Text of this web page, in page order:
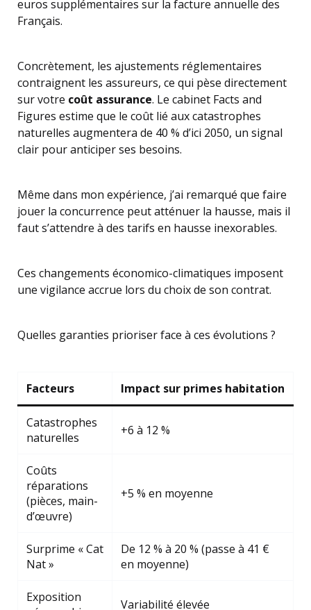
euros supplémentaires sur la facture annuelle des
Français.
Concrètement, les ajustements réglementaires
contraignent les assureurs, ce qui pèse directement
sur votre coût assurance. Le cabinet Facts and
Figures estime que le coût lié aux catastrophes
naturelles augmentera de 40 % d’ici 2050, un signal
clair pour anticiper ses besoins.
Même dans mon expérience, j’ai remarqué que faire
jouer la concurrence peut atténuer la hausse, mais il
faut s’attendre à des tarifs en hausse inexorables.
Ces changements économico-climatiques imposent
une vigilance accrue lors du choix de son contrat.
Quelles garanties prioriser face à ces évolutions ?
Facteurs Impact sur primes habitation
Catastrophes
naturelles
+6 à 12 %
Coûts
réparations
(pièces, main-
d’œuvre)
+5 % en moyenne
Surprime « Cat
Nat »
De 12 % à 20 % (passe à 41 €
en moyenne)
Exposition
Variabilité élevée